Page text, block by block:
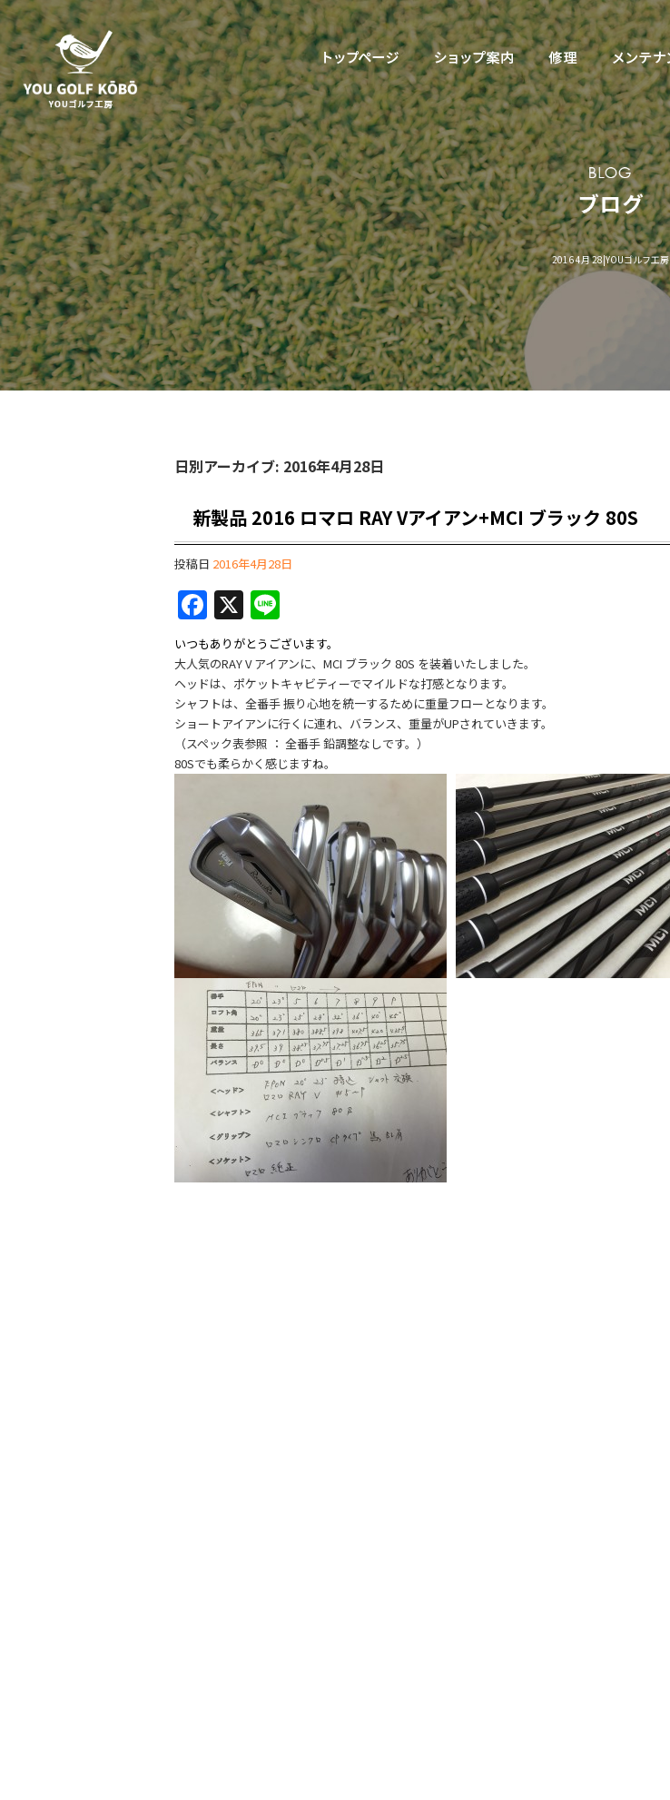
2016 4月 28|YOUゴルフ工房
日別アーカイブ: 2016年4月28日
新製品 2016 ロマロ RAY Vアイアン+MCI ブラック 80S
投稿日 2016年4月28日
F
a
c
e
b
o
o
k
X
n
e
いつもありがとうございます。
大人気のRAY V アイアンに、MCI ブラック 80S を装着いたしました。
ヘッドは、ポケットキャビティーでマイルドな打感となります。
シャフトは、全番手 振り心地を統一するために重量フローとなります。
ショートアイアンに行くに連れ、バランス、重量がUPされていきます。
（スペック表参照 ： 全番手 鉛調整なしです。）
80Sでも柔らかく感じますね。